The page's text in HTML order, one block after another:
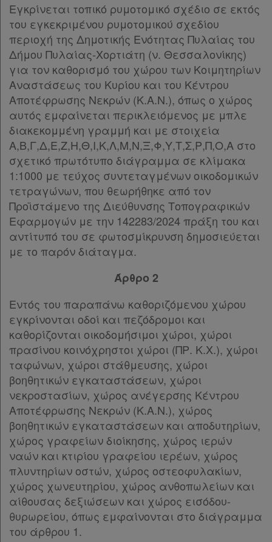
Εγκρίνεται τοπικό ρυμοτομικό σχέδιο σε εκτός
του εγκεκριμένου ρυμοτομικού σχεδίου
περιοχή της Δημοτικής Ενότητας Πυλαίας του
Δήμου Πυλαίας-Χορτιάτη (ν. Θεσσαλονίκης)
για τον καθορισμό του χώρου των Κοιμητηρίων
Αναστάσεως του Κυρίου και του Κέντρου
Αποτέφρωσης Νεκρών (Κ.Α.Ν.), όπως ο χώρος
αυτός εμφαίνεται περικλειόμενος με μπλε
διακεκομμένη γραμμή και με στοιχεία
Α,Β,Γ,Δ,Ε,Ζ,Η,Θ,Ι,Κ,Λ,Μ,Ν,Ξ,Φ,Υ,Τ,Σ,Ρ,Π,Ο,Α στο
σχετικό πρωτότυπο διάγραμμα σε κλίμακα
1:1000 με τεύχος συντεταγμένων οικοδομικών
τετραγώνων, που θεωρήθηκε από τον
Προϊστάμενο της Διεύθυνσης Τοπογραφικών
Εφαρμογών με την 142283/2024 πράξη του και
αντίτυπό του σε φωτοσμίκρυνση δημοσιεύεται
με το παρόν διάταγμα.
Άρθρο 2
Εντός του παραπάνω καθοριζόμενου χώρου
εγκρίνονται οδοί και πεζόδρομοι και
καθορίζονται οικοδομήσιμοι χώροι, χώροι
πρασίνου κοινόχρηστοι χώροι (ΠΡ. Κ.Χ.), χώροι
ταφώνων, χώροι στάθμευσης, χώροι
βοηθητικών εγκαταστάσεων, χώροι
νεκροστασίων, χώρος ανέγερσης Κέντρου
Αποτέφρωσης Νεκρών (Κ.Α.Ν.), χώρος
βοηθητικών εγκαταστάσεων και αποδυτηρίων,
χώρος γραφείων διοίκησης, χώρος ιερών
ναών και κτιρίου γραφείου ιερέων, χώρος
πλυντηρίων οστών, χώρος οστεοφυλακίων,
χώρος χωνευτηρίου, χώρος ανθοπωλείων και
αίθουσας δεξιώσεων και χώρος εισόδου-
θυρωρείου, όπως εμφαίνονται στο διάγραμμα
του άρθρου 1.